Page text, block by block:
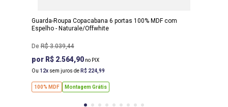
Guarda-Roupa Copacabana 6 portas 100% MDF com
Espelho - Naturale/Offwhite
R$ 3.039,44
R$ 2.564,90
Ou 12 sem juros de R$ 224, 99
100% MDF Montagem Grátis